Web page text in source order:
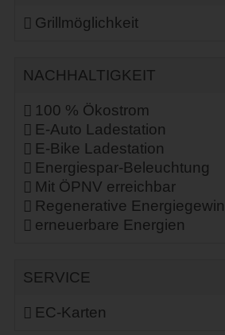
Grillmöglichkeit
NACHHALTIGKEIT
100 % Ökostrom
E-Auto Ladestation
E-Bike Ladestation
Energiespar-Beleuchtung
Mit ÖPNV erreichbar
Regenerative
erneuerbare Energien
SERVICE
EC-Karten